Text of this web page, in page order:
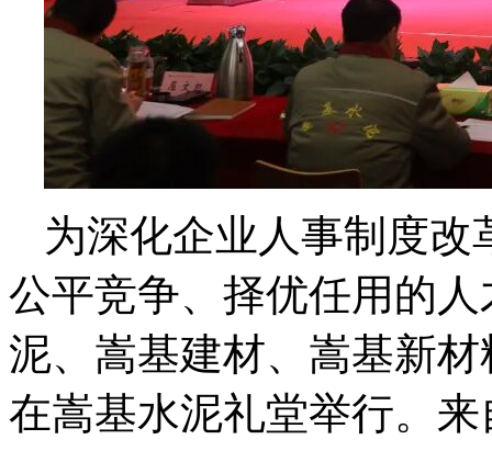
为深化企业人事制度
公平竞争、择优任用的
泥、嵩基建材、嵩基新
在嵩基水泥礼堂举行。